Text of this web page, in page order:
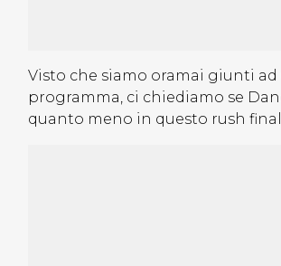
Visto che siamo oramai giunti
programma, ci chiediamo se
quanto meno in questo rush